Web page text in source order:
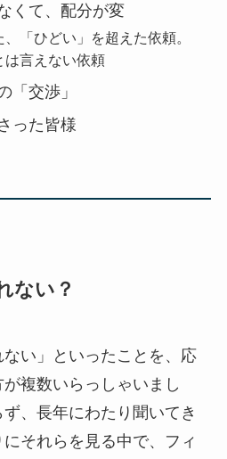
くて、配分が変
「ひどい」を超えた依頼。
は言えない依頼
「交渉」
った皆様
ない？
ない」といったことを、応
複数いらっしゃいまし
、長年にわたり聞いてき
それらを見る中で、フィ